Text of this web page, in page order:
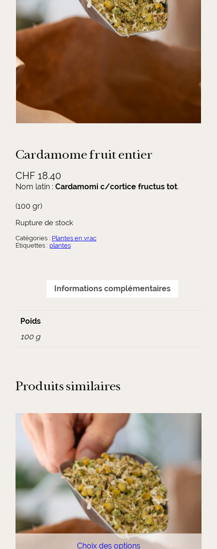
Cardamome fruit entier
CHF 18.40
Nom latin : Cardamomi c/cortice fructus tot.
(100 gr)
Rupture de stock
Catégories : Plantes en vrac
Étiquettes : plantes
Informations complémentaires
Poids
100 g
Produits similaires
Choix des options